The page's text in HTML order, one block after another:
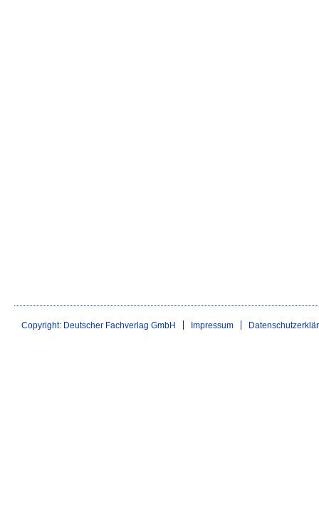
Copyright: Deutscher Fachverlag GmbH Impressum